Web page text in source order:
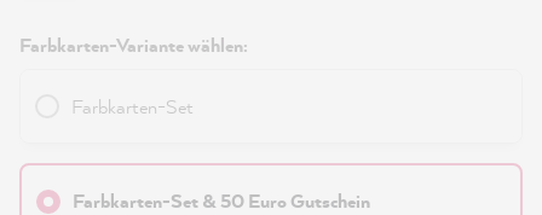
Farbkarten-Variante wählen:
Farbkarten-Set
Farbkarten-Set & 50 Euro Gutschein